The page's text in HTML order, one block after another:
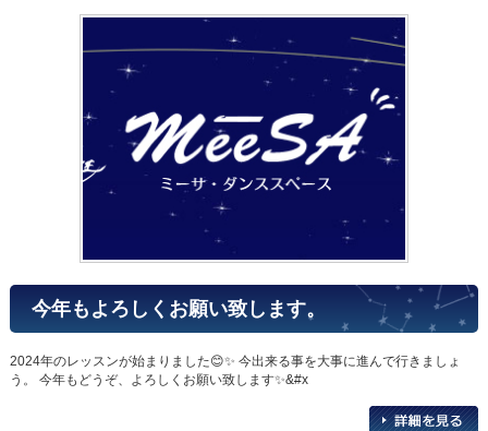
今年もよろしくお願い致します。
2024年のレッスンが始まりました😊✨ 今出来る事を大事に進んで行きましょ
う。 今年もどうぞ、よろしくお願い致します✨&#x